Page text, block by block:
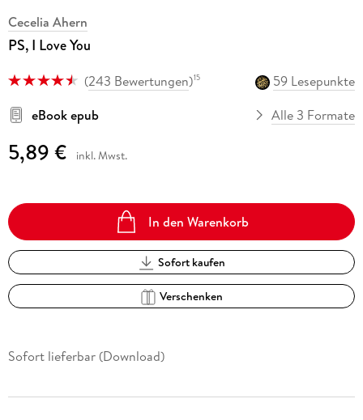
Cecelia Ahern
PS, I Love You
(243 Bewertungen)15
59 Lesepunkte
eBook epub
Alle 3 Formate
5,89 € inkl. Mwst.
In den Warenkorb
Sofort kaufen
Verschenken
Sofort lieferbar (Download)